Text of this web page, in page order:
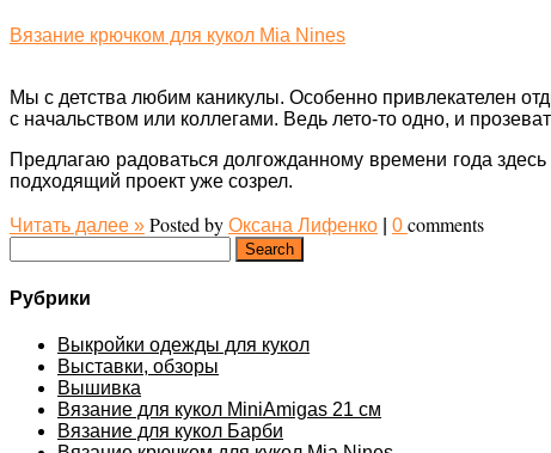
Вязание крючком для кукол Mia Nines
Мы с детства любим каникулы. Особенно привлекателен
с начальством или коллегами. Ведь лето-то одно, и
Предлагаю радоваться долгожданному времени года
подходящий проект уже созрел.
Читать далее » Posted by Оксана Лифенко 0 comments
Рубрики
Выкройки одежды для кукол
Выставки, обзоры
Вышивка
Вязание для кукол MiniAmigas 21 см
Вязание для кукол Барби